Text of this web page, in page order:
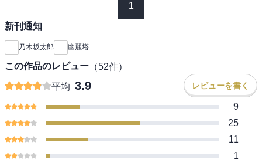
1
新刊通知
乃木坂太郎 幽麗塔
この作品のレビュー （52件）
平均 3.9 レビューを書く
9
25
11
1